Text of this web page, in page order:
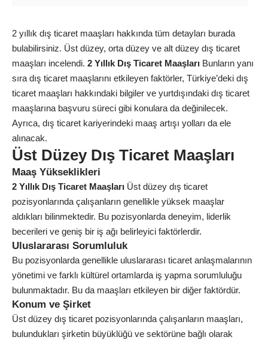
2 yıllık dış ticaret maaşları hakkında tüm detayları burada
bulabilirsiniz. Üst düzey, orta düzey ve alt düzey dış ticaret
maaşları incelendi. 2 Yıllık Dış Ticaret Maaşları Bunların yanı
sıra dış ticaret maaşlarını etkileyen faktörler, Türkiye’deki dış
ticaret maaşları hakkındaki bilgiler ve yurtdışındaki dış ticaret
maaşlarına başvuru süreci gibi konulara da değinilecek.
Ayrıca, dış ticaret kariyerindeki maaş artışı yolları da ele
alınacak.
Üst Düzey Dış Ticaret Maaşları
Maaş Yükseklikleri
2 Yıllık Dış Ticaret Maaşları Üst düzey dış ticaret
pozisyonlarında çalışanların genellikle yüksek maaşlar
aldıkları bilinmektedir. Bu pozisyonlarda deneyim, liderlik
becerileri ve geniş bir iş ağı belirleyici faktörlerdir.
Uluslararası Sorumluluk
Bu pozisyonlarda genellikle uluslararası ticaret anlaşmalarının
yönetimi ve farklı kültürel ortamlarda iş yapma sorumluluğu
bulunmaktadır. Bu da maaşları etkileyen bir diğer faktördür.
Konum ve Şirket
Üst düzey dış ticaret pozisyonlarında çalışanların maaşları,
bulundukları şirketin büyüklüğü ve sektörüne bağlı olarak